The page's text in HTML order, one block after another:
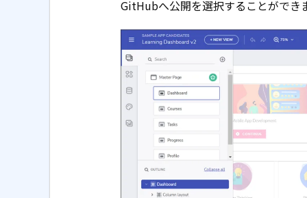
GitHubへ公開を選択することができ